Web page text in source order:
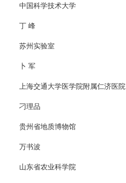
中国科学技术大学
丁 峰
苏州实验室
卜 军
上海交通大学医学院附属仁济医院
刁理品
贵州省地质博物馆
万书波
山东省农业科学院